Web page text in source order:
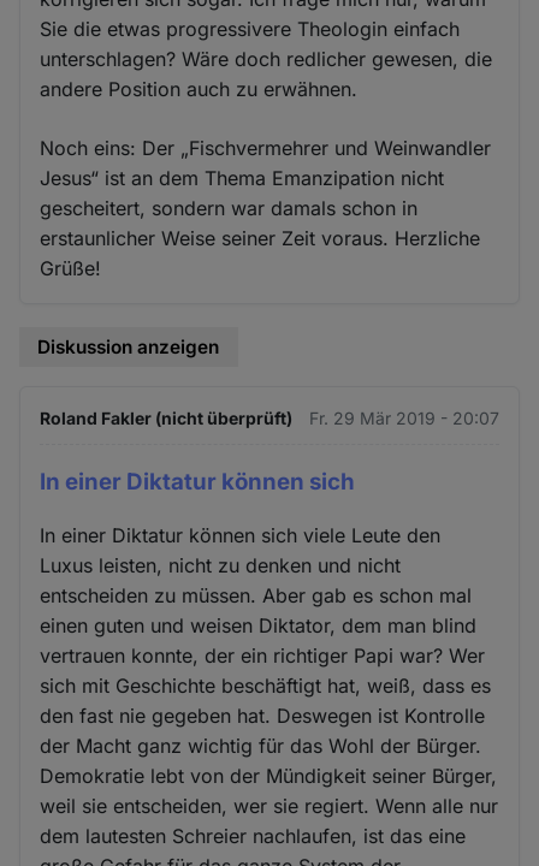
Sie die etwas progressivere Theologin einfach
unterschlagen? Wäre doch redlicher gewesen, die
andere Position auch zu erwähnen.
Noch eins: Der „Fischvermehrer und Weinwandler
Jesus“ ist an dem Thema Emanzipation nicht
gescheitert, sondern war damals schon in
erstaunlicher Weise seiner Zeit voraus. Herzliche
Grüße!
Diskussion anzeigen
Roland Fakler (nicht überprüft) Fr. 29 Mär 2019 - 20:07
In einer Diktatur können sich
In einer Diktatur können sich viele Leute den
Luxus leisten, nicht zu denken und nicht
entscheiden zu müssen. Aber gab es schon mal
einen guten und weisen Diktator, dem man blind
vertrauen konnte, der ein richtiger Papi war? Wer
sich mit Geschichte beschäftigt hat, weiß, dass es
den fast nie gegeben hat. Deswegen ist Kontrolle
der Macht ganz wichtig für das Wohl der Bürger.
Demokratie lebt von der Mündigkeit seiner Bürger,
weil sie entscheiden, wer sie regiert. Wenn alle nur
dem lautesten Schreier nachlaufen, ist das eine